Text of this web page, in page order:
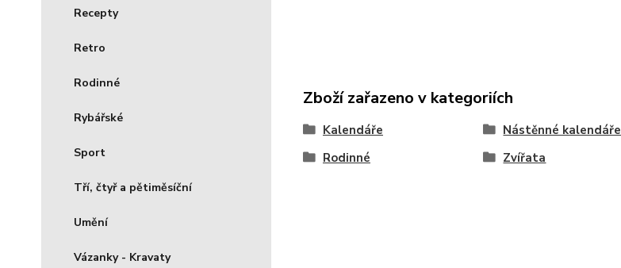
Recepty
Retro
Rodinné
Rybářské
Sport
Tří, čtyř a pětiměsíční
Umění
Vázanky - Kravaty
Zboží zařazeno v kategoriích
Kalendáře Nástěnné kalendáře
Rodinné
Zvířata